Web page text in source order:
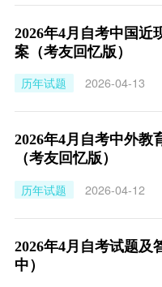
2026年4月自考中国近
案（考友回忆版）
历年试题
2026-04-13
2026年4月自考中外教
（考友回忆版）
历年试题
2026-04-12
2026年4月自考试题及
中）